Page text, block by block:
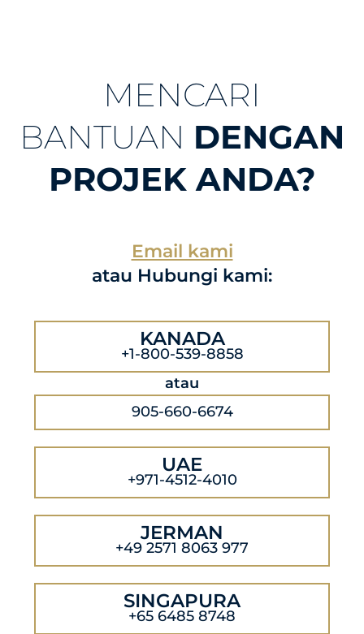
MENCARI
BANTUAN DENGAN
PROJEK ANDA?
Email kami
atau Hubungi kami:
KANADA
+1-800-539-8858
atau
905-660-6674
UAE
+971-4512-4010
JERMAN
+49 2571 8063 977
SINGAPURA
+65 6485 8748